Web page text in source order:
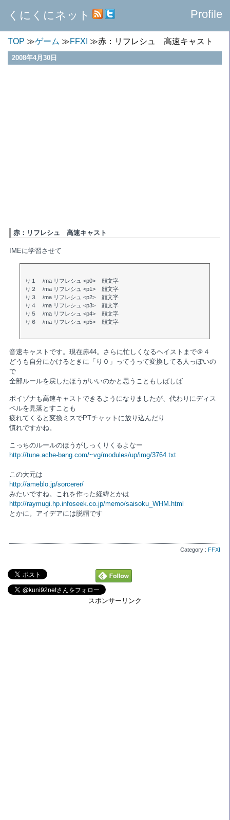
くにくにネット Profile
TOP ゲーム FFXI 赤：リフレシュ 高速キャスト
2008年4月30日
赤：リフレシュ 高速キャスト
IMEに学習させて
り１ /ma リフレシュ <p0> 顔文字
り２ /ma リフレシュ <p1> 顔文字
り３ /ma リフレシュ <p2> 顔文字
り４ /ma リフレシュ <p3> 顔文字
り５ /ma リフレシュ <p4> 顔文字
り６ /ma リフレシュ <p5> 顔文字
音速キャストです。現在赤44。さらに忙しくなるヘイストまで＠４
どうも自分にかけるときに「り０」ってうって変換してる人っぽいの
で
全部ルールを戻したほうがいいのかと思うこともしばしば
ポイゾナも高速キャストできるようになりましたが、代わりにディス
ペルを見落とすことも
疲れてくると変換ミスでPTチャットに放り込んだり
慣れですかね。
こっちのルールのほうがしっくりくるよなー
http://tune.ache-bang.com/~vg/modules/up/img/3764.txt
この大元は
http://ameblo.jp/sorcerer/
みたいですね。これを作った経緯とかは
http://raymugi.hp.infoseek.co.jp/memo/saisoku_WHM.html
とかに。アイデアには脱帽です
Category : FFXI
スポンサーリンク